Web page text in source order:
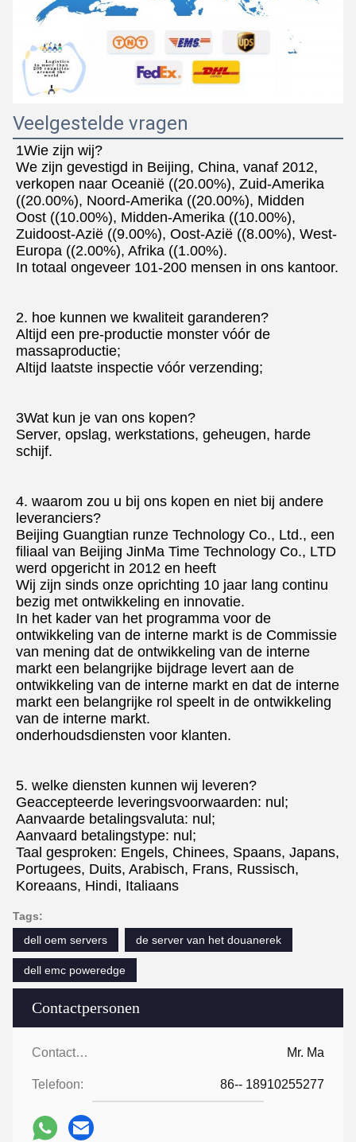
Contactpersonen
Contactpersonen: Mr. Ma
Telefoon: 86-- 18910255277
Veelgestelde vragen
1Wie zijn wij?
We zijn gevestigd in Beijing, China, vanaf 2012,
verkopen naar Oceanië ((20.00%), Zuid-Amerika
((20.00%), Noord-Amerika ((20.00%), Midden
Oost ((10.00%), Midden-Amerika ((10.00%),
Zuidoost-Azië ((9.00%), Oost-Azië ((8.00%), West-
Europa ((2.00%), Afrika ((1.00%).
In totaal ongeveer 101-200 mensen in ons kantoor.
2. hoe kunnen we kwaliteit garanderen?
Altijd een pre-productie monster vóór de
massaproductie;
Altijd laatste inspectie vóór verzending;
3Wat kun je van ons kopen?
Server, opslag, werkstations, geheugen, harde
schijf.
4. waarom zou u bij ons kopen en niet bij andere
leveranciers?
Beijing Guangtian runze Technology Co., Ltd., een
filiaal van Beijing JinMa Time Technology Co., LTD
werd opgericht in 2012 en heeft
Wij zijn sinds onze oprichting 10 jaar lang continu
bezig met ontwikkeling en innovatie.
In het kader van het programma voor de
ontwikkeling van de interne markt is de Commissie
van mening dat de ontwikkeling van de interne
markt een belangrijke bijdrage levert aan de
ontwikkeling van de interne markt en dat de interne
markt een belangrijke rol speelt in de ontwikkeling
van de interne markt.
onderhoudsdiensten voor klanten.
5. welke diensten kunnen wij leveren?
Geaccepteerde leveringsvoorwaarden: nul;
Aanvaarde betalingsvaluta: nul;
Aanvaard betalingstype: nul;
Taal gesproken: Engels, Chinees, Spaans, Japans,
Portugees, Duits, Arabisch, Frans, Russisch,
Koreaans, Hindi, Italiaans
Tags:
dell oem servers
de server van het douanerek
dell emc poweredge